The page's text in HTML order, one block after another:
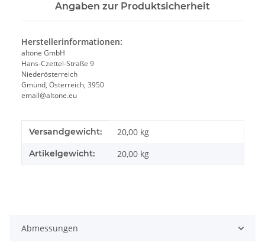
Angaben zur Produktsicherheit
Herstellerinformationen:
altone GmbH
Hans-Czettel-Straße 9
Niederösterreich
Gmünd, Österreich, 3950
email@altone.eu
Produkteigenschaft
Wert
Versandgewicht: 20,00 kg
Artikelgewicht: 20,00 kg
Abmessungen